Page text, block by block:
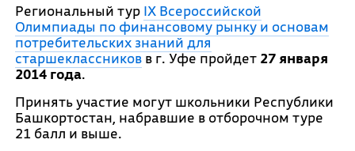
Региональный тур IX Всероссийской
Олимпиады по финансовому рынку и основам
потребительских знаний для
старшеклассниковв г. Уфе пройдет 27 января
2014 года.
Принять участие могут школьники Республики
Башкортостан, набравшие в отборочном туре
21 балл и выше.